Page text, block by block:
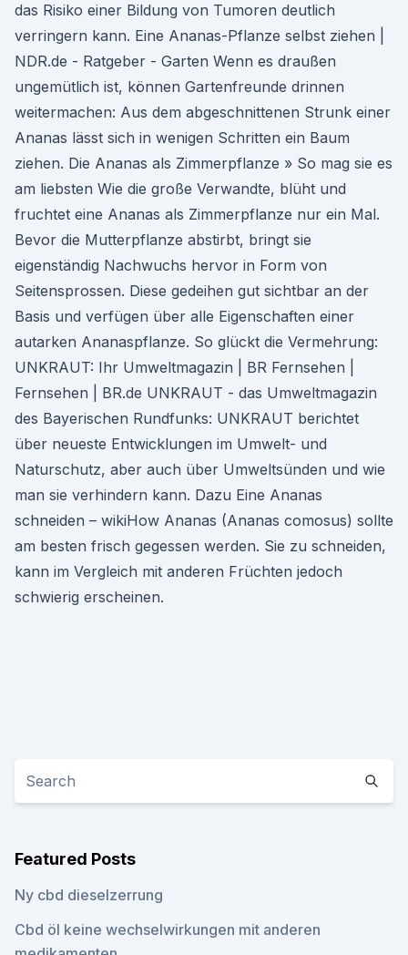
das Risiko einer Bildung von Tumoren deutlich
verringern kann. Eine Ananas-Pflanze selbst ziehen |
NDR.de - Ratgeber - Garten Wenn es draußen
ungemütlich ist, können Gartenfreunde drinnen
weitermachen: Aus dem abgeschnittenen Strunk einer
Ananas lässt sich in wenigen Schritten ein Baum
ziehen. Die Ananas als Zimmerpflanze » So mag sie es
am liebsten Wie die große Verwandte, blüht und
fruchtet eine Ananas als Zimmerpflanze nur ein Mal.
Bevor die Mutterpflanze abstirbt, bringt sie
eigenständig Nachwuchs hervor in Form von
Seitensprossen. Diese gedeihen gut sichtbar an der
Basis und verfügen über alle Eigenschaften einer
autarken Ananaspflanze. So glückt die Vermehrung:
UNKRAUT: Ihr Umweltmagazin | BR Fernsehen |
Fernsehen | BR.de UNKRAUT - das Umweltmagazin
des Bayerischen Rundfunks: UNKRAUT berichtet
über neueste Entwicklungen im Umwelt- und
Naturschutz, aber auch über Umweltsünden und wie
man sie verhindern kann. Dazu Eine Ananas
schneiden – wikiHow Ananas (Ananas comosus) sollte
am besten frisch gegessen werden. Sie zu schneiden,
kann im Vergleich mit anderen Früchten jedoch
schwierig erscheinen.
Featured Posts
Ny cbd dieselzerrung
Cbd öl keine wechselwirkungen mit anderen